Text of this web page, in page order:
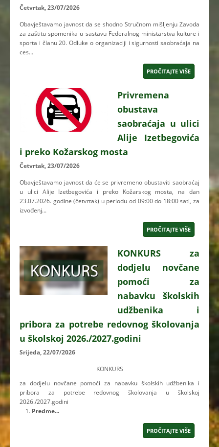
Četvrtak, 23/07/2026
Obavještavamo javnost da se shodno Stručnom mišljenju Zavoda
za zaštitu spomenika u sastavu Federalnog ministarstva kulture i
sporta i članu 20. Odluke o organizaciji i sigurnosti saobraćaja na
ces...
PROČITAJTE VIŠE
Privremena
obustava
saobraćaja u ulici
Alije Izetbegovića
i preko Kožarskog mosta
Četvrtak, 23/07/2026
Obavještavamo javnost da će se privremeno obustaviti saobraćaj
u ulici Alije Izetbegovića i preko Kožarskog mosta, na dan
23.07.2026. godine (četvrtak) u periodu od 09:00 do 18:00 sati, za
izvođenj...
PROČITAJTE VIŠE
KONKURS za
dodjelu novčane
pomoći za
nabavku školskih
udžbenika i
pribora za potrebe redovnog školovanja
u školskoj 2026./2027.godini
Srijeda, 22/07/2026
KONKURS
za dodjelu novčane pomoći za nabavku školskih udžbenika i
pribora za potrebe redovnog školovanja u školskoj
2026./2027.godini
Predme...
PROČITAJTE VIŠE